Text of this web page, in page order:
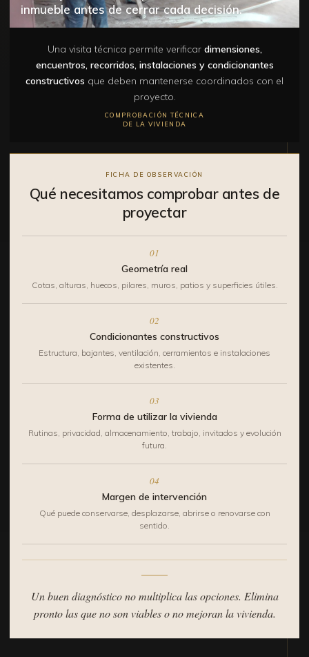
inmueble antes de cerrar cada decisión.
Una visita técnica permite verificar dimensiones,
encuentros, recorridos, instalaciones y condicionantes
constructivos que deben mantenerse coordinados con el
proyecto.
COMPROBACIÓN TÉCNICA
DE LA VIVIENDA
FICHA DE OBSERVACIÓN
Qué necesitamos comprobar antes de
proyectar
01
Geometría real
Cotas, alturas, huecos, pilares, muros, patios y superficies útiles.
02
Condicionantes constructivos
Estructura, bajantes, ventilación, cerramientos e instalaciones
existentes.
03
Forma de utilizar la vivienda
Rutinas, privacidad, almacenamiento, trabajo, invitados y evolución
futura.
04
Margen de intervención
Qué puede conservarse, desplazarse, abrirse o renovarse con
sentido.
Un buen diagnóstico no multiplica las opciones. Elimina
pronto las que no son viables o no mejoran la vivienda.